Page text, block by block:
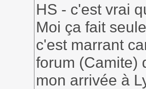
HS - c'est vrai
Moi ça fait
c'est marrant
forum (Camite)
mon arrivée à